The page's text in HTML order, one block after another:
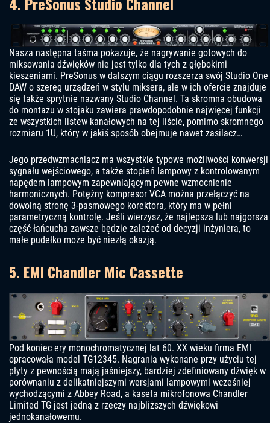
Nasza następna taśma pokazuje, że nagrywanie gotowych do
miksowania dźwięków nie jest tylko dla tych z głębokimi
kieszeniami. PreSonus w dalszym ciągu rozszerza swój Studio One
DAW o szereg urządzeń w stylu miksera, ale w ich ofercie znajduje
się także sprytnie nazwany Studio Channel. Ta skromna obudowa
do montażu w stojaku zawiera prawdopodobnie najwięcej funkcji
ze wszystkich listew kanałowych na tej liście, pomimo skromnego
rozmiaru 1U, który w jakiś sposób obejmuje nawet zasilacz…
Jego przedwzmacniacz ma wszystkie typowe możliwości konwersji
sygnału wejściowego, a także stopień lampowy z kontrolowanym
napędem lampowym zapewniającym pewne wzmocnienie
harmonicznych. Potężny kompresor VCA można przełączyć na
dowolną stronę 3-pasmowego korektora, który ma w pełni
parametryczną kontrolę. Jeśli wierzysz, że najlepsza lub najgorsza
część łańcucha zawsze będzie zależeć od decyzji inżyniera, to
małe pudełko może być niezłą okazją.
5. EMI Chandler Mic Cassette
Pod koniec ery monochromatycznej lat 60. XX wieku firma EMI
opracowała model TG12345. Nagrania wykonane przy użyciu tej
płyty z pewnością mają jaśniejszy, bardziej zdefiniowany dźwięk w
porównaniu z delikatniejszymi wersjami lampowymi wcześniej
wychodzącymi z Abbey Road, a kaseta mikrofonowa Chandler
Limited TG jest jedną z rzeczy najbliższych dźwiękowi
jednokanałowemu.